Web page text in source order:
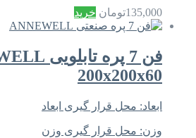
135,000تومان خرید
200x200x60
ابعاد: محل قرار گیری ابعاد
وزن: محل قرار گیری وزن